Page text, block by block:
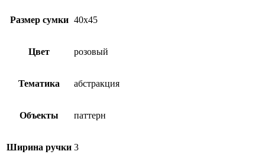
Размер сумки 40х45
Цвет розовый
Тематика абстракция
Объекты паттерн
Ширина ручки 3